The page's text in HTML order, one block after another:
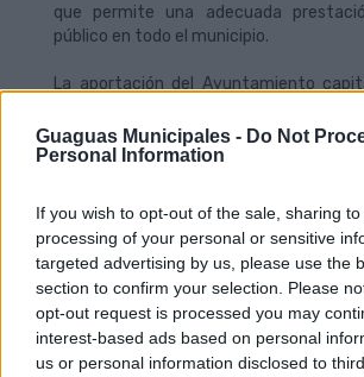
Guaguas Municipales - Do Not
Personal Information
If you wish to opt-out of the sale, sharing
processing of your personal or sensitive
targeted advertising by us, please use the
section to confirm your selection. Please
opt-out request is processed you may
interest-based ads based on personal
us or personal information disclosed to
que permite una adecuada
público en todo el municipio.
La aportación del Ayuntamiento
tarifas para estudiantes, familias
la completa gratuidad del bono para
mantendrá su nómina de ventajas
Bono Solidario, un título específico
situación de desempleo que alcanza
del 76% frente al pago directo.
Consolidación de la tecnología sin
Con este presupuesto afianzado,